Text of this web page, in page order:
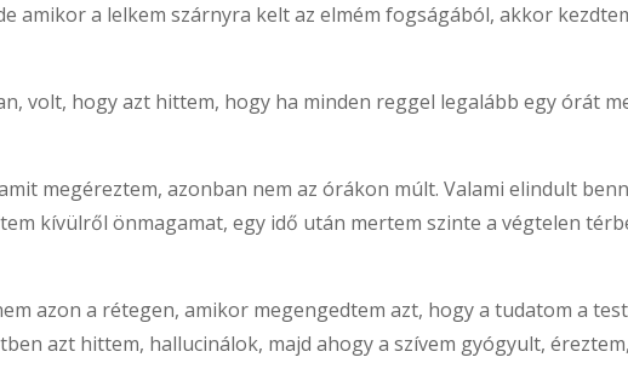
amikor a lelkem szárnyra kelt az elmém fogságából, akkor
volt, hogy azt hittem, hogy ha minden reggel legalább egy órát
megéreztem, azonban nem az órákon múlt. Valami elindult
kívülről önmagamat, egy idő után mertem szinte a végtelen
azon a rétegen, amikor megengedtem azt, hogy a tudatom a
azt hittem, hallucinálok, majd ahogy a szívem gyógyult,